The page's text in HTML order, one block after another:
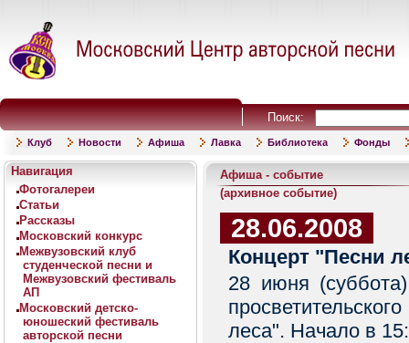
Поиск:
Клуб Новости Афиша Лавка Библиотека Фонды
Навигация
Фотогалереи
Статьи
Рассказы
Московский конкурс
Межвузовский клуб
студенческой песни и
Межвузовский фестиваль
АП
Московский детско-
юношеский фестиваль
авторской песни
Афиша - событие
(архивное событие)
28.06.2008
Концерт "Песни
28 июня
леса". Начало в